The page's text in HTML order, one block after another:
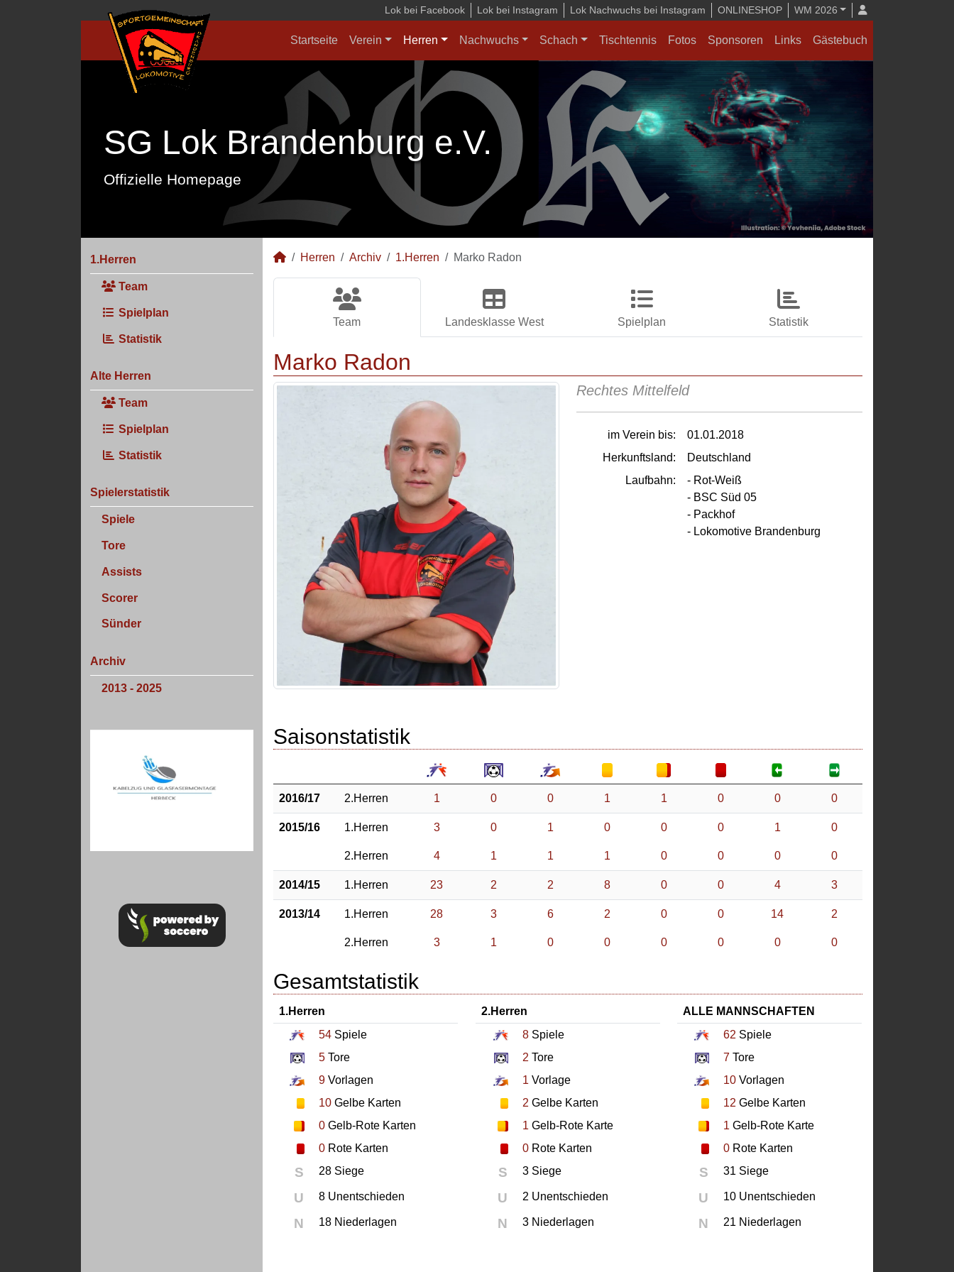
Lok bei Facebook Lok bei Instagram Lok Nachwuchs bei Instagram ONLINESHOP WM 2026
Startseite Verein Herren Nachwuchs Schach Tischtennis Fotos Sponsoren Links Gästebuch
SG Lok Brandenburg e.V.
Offizielle Homepage
1.Herren
Team
Spielplan
Statistik
Alte Herren
Team
Spielplan
Statistik
Spielerstatistik
Spiele
Tore
Assists
Scorer
Sünder
Archiv
2013 - 2025
Herren Archiv 1.Herren Marko Radon
Team Landesklasse West Spielplan Statistik
Marko Radon
Rechtes Mittelfeld
im Verein bis:
01.01.2018
Herkunftsland:
Deutschland
Laufbahn:
- Rot-Weiß
- BSC Süd 05
- Packhof
- Lokomotive Brandenburg
Saisonstatistik
2016/17 2.Herren 1 0 0 1 1 0 0 0
2015/16 1.Herren 3 0 1 0 0 0 1 0
2.Herren 4 1 1 1 0 0 0 0
2014/15 1.Herren 23 2 2 8 0 0 4 3
2013/14 1.Herren 28 3 6 2 0 0 14 2
2.Herren 3 1 0 0 0 0 0 0
Gesamtstatistik
1.Herren
54 Spiele
5 Tore
9 Vorlagen
10 Gelbe Karten
0 Gelb-Rote Karten
0 Rote Karten
S 28 Siege
U 8 Unentschieden
N 18 Niederlagen
2.Herren
8Spiele
2 Tore
1 Vorlage
2 Gelbe Karten
1 Gelb-Rote Karte
0Rote Karten
S 3 Siege
U 2 Unentschieden
N 3 Niederlagen
ALLE MANNSCHAFTEN
62 Spiele
7 Tore
10 Vorlagen
12 Gelbe Karten
1 Gelb-Rote Karte
0 Rote Karten
S 31 Siege
U 10 Unentschieden
N 21 Niederlagen